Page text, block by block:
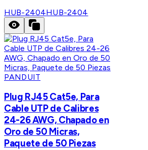
HUB-2404HUB-2404
PANDUIT
Plug RJ45 Cat5e, Para
Cable UTP de Calibres
24-26 AWG, Chapado en
Oro de 50 Micras,
Paquete de 50 Piezas